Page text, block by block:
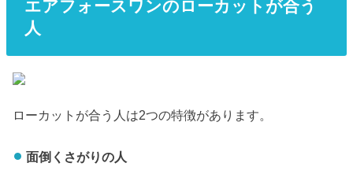
エアフォースワンのローカットが合う
人
ローカットが合う人は2つの特徴があります。
面倒くさがりの人